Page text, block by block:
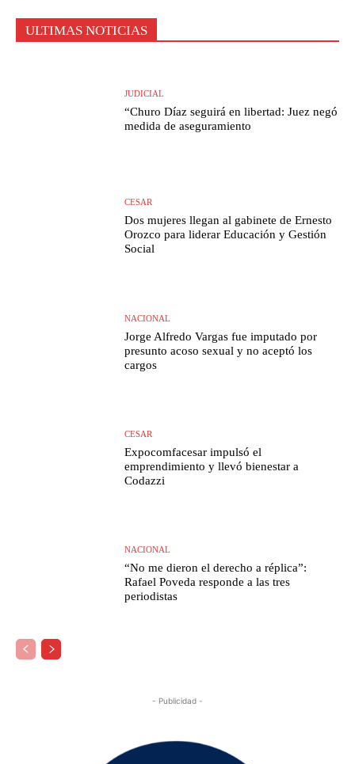
ULTIMAS NOTICIAS
JUDICIAL
“Churo Díaz seguirá en libertad: Juez negó
medida de aseguramiento
CESAR
Dos mujeres llegan al gabinete de Ernesto
Orozco para liderar Educación y Gestión
Social
NACIONAL
Jorge Alfredo Vargas fue imputado por
presunto acoso sexual y no aceptó los
cargos
CESAR
Expocomfacesar impulsó el
emprendimiento y llevó bienestar a
Codazzi
NACIONAL
“No me dieron el derecho a réplica”:
Rafael Poveda responde a las tres
periodistas
- Publicidad -